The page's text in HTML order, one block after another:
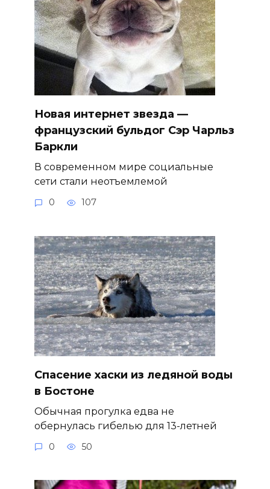
Новая интернет звезда —
французский бульдог Сэр Чарльз
Баркли
В современном мире социальные
сети стали неотъемлемой
0 107
Спасение хаски из ледяной воды
в Бостоне
Обычная прогулка едва не
обернулась гибелью для 13-летней
0 50